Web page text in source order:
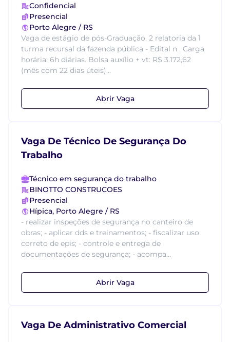
Confidencial
Presencial
Porto Alegre / RS
Vaga de estágio de pós-Graduação. 2 relatoria da 1
turma recursal da fazenda pública - Edital n . Carga
horária: 6h diárias. Bolsa auxílio + vt: R$ 3.172,62
(mês com 22 dias úteis)...
Abrir Vaga
Vaga De Técnico De Segurança Do
Trabalho
Técnico em segurança do trabalho
BINOTTO CONSTRUCOES
Presencial
Hípica, Porto Alegre / RS
- realizar inspeções de segurança no canteiro de
obras; - aplicar dds e treinamentos; - fiscalizar uso
correto de epis; - controle e entrega de
documentações de segurança; - acompa...
Abrir Vaga
Vaga De Administrativo Comercial